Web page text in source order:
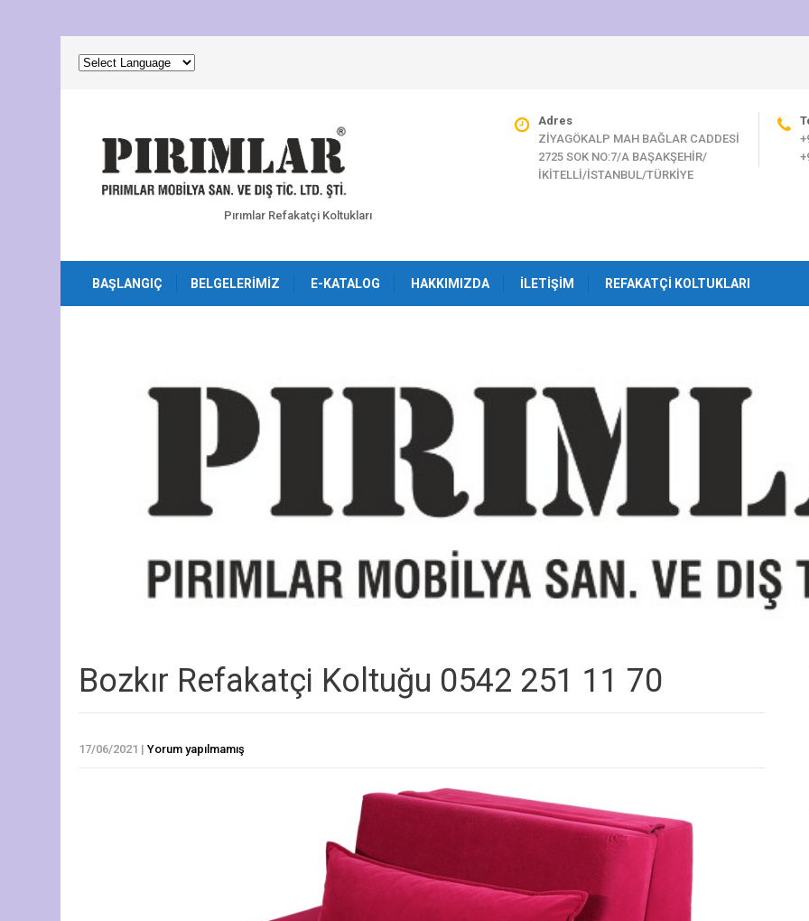
Pırımlar Refakatçi Koltukları
Adres
ZİYAGÖKALP MAH BAĞLAR CADDESİ
2725 SOK NO:7/A BAŞAKŞEHİR/
İKİTELLİ/İSTANBUL/TÜRKİYE
BAŞLANGIÇ BELGELERIMIZ E-KATALOG HAKKIMIZDA İLETIŞIM REFAKATÇI KOLTUKLARI
Bozkır Refakatçi Koltuğu 0542 251 11 70
17/06/2021 | Yorum yapılmamış